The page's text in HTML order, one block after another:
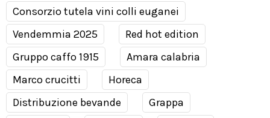
Consorzio tutela vini colli euganei
Vendemmia 2025
Red hot edition
Gruppo caffo 1915
Amara calabria
Marco crucitti
Horeca
Distribuzione bevande
Grappa